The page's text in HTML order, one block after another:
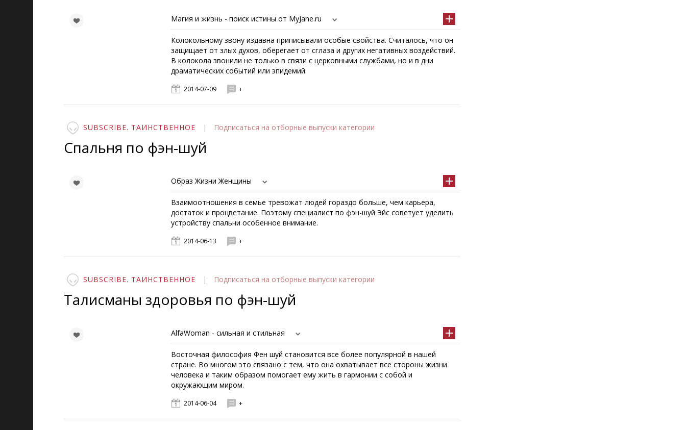
Магия и жизнь - поиск истины от MyJane.ru
Колокольному звону издавна приписывали особые свойства. Считалось, что он
защищает от злых духов, оберегает от сглаза и других негативных воздействий.
В колокола звонили не только в связи с церковными службами, но и в дни
драматических событий или эпидемий.
2014-07-09 +
SUBSCRIBE. ТАИНСТВЕННОЕ | Подписаться на отборные выпуски категории
Спальня по фэн-шуй
Образ Жизни Женщины
Взаимоотношения в семье тревожат людей гораздо больше, чем карьера,
достаток и процветание. Поэтому специалист по фэн-шуй Эйс советует уделить
устройству спальни особенное внимание.
2014-06-13 +
SUBSCRIBE. ТАИНСТВЕННОЕ | Подписаться на отборные выпуски категории
Талисманы здоровья по фэн-шуй
AlfaWoman - сильная и стильная
Восточная философия Фен шуй становится все более популярной в нашей
стране. Во многом это связано с тем, что она охватывает все стороны жизни
человека и таким образом помогает ему жить в гармонии с собой и
окружающим миром.
2014-06-04 +